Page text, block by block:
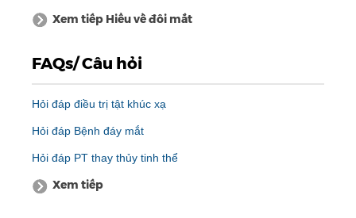
Xem tiếp Hiểu về đôi mắt
FAQs/ Câu hỏi
Hỏi đáp điều trị tật khúc xạ
Hỏi đáp Bệnh đáy mắt
Hỏi đáp PT thay thủy tinh thể
Xem tiếp